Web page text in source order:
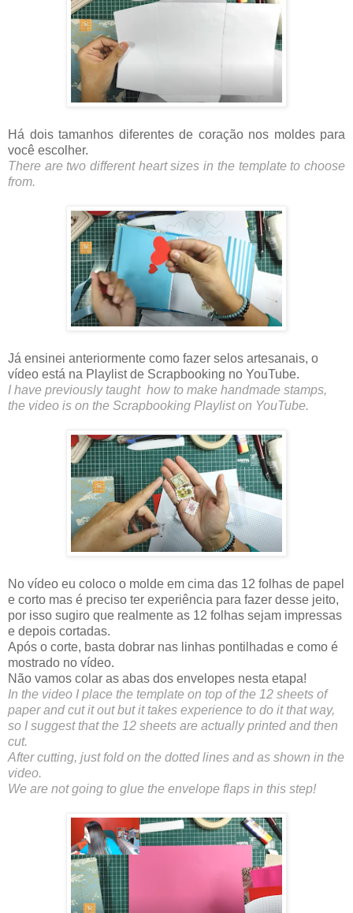
Há dois tamanhos diferentes de coração nos moldes para
você escolher.
There are two different heart sizes in the template to choose
from.
Já ensinei anteriormente como fazer selos artesanais, o
vídeo está na Playlist de Scrapbooking no YouTube.
I have previously taught how to make handmade stamps,
the video is on the Scrapbooking Playlist on YouTube.
No vídeo eu coloco o molde em cima das 12 folhas de papel
e corto mas é preciso ter experiência para fazer desse jeito,
por isso sugiro que realmente as 12 folhas sejam impressas
e depois cortadas.
Após o corte, basta dobrar nas linhas pontilhadas e como é
mostrado no vídeo.
Não vamos colar as abas dos envelopes nesta etapa!
In the video I place the template on top of the 12 sheets of
paper and cut it out but it takes experience to do it that way,
so I suggest that the 12 sheets are actually printed and then
cut.
After cutting, just fold on the dotted lines and as shown in the
video.
We are not going to glue the envelope flaps in this step!